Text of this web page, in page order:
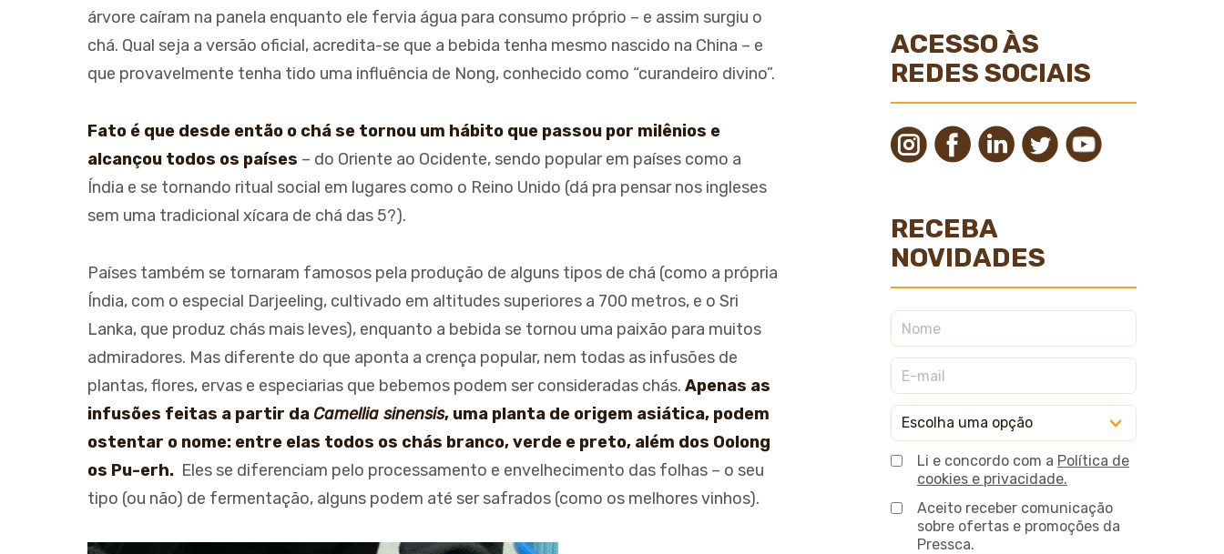
árvore caíram na panela enquanto ele fervia água para consumo próprio – e assim surgiu o
chá. Qual seja a versão oficial, acredita-se que a bebida tenha mesmo nascido na China – e
que provavelmente tenha tido uma influência de Nong, conhecido como “curandeiro divino”.
Fato é que desde então o chá se tornou um hábito que passou por milênios e
alcançou todos os países – do Oriente ao Ocidente, sendo popular em países como a
Índia e se tornando ritual social em lugares como o Reino Unido (dá pra pensar nos ingleses
sem uma tradicional xícara de chá das 5?).
Países também se tornaram famosos pela produção de alguns tipos de chá (como a própria
Índia, com o especial Darjeeling, cultivado em altitudes superiores a 700 metros, e o Sri
Lanka, que produz chás mais leves), enquanto a bebida se tornou uma paixão para muitos
admiradores. Mas diferente do que aponta a crença popular, nem todas as infusões de
plantas, flores, ervas e especiarias que bebemos podem ser consideradas chás. Apenas as
infusões feitas a partir daCamellia sinensis, uma planta de origem asiática, podem
ostentar o nome: entre elas todos os chás branco, verde e preto, além dos Oolong
os Pu-erh. Eles se diferenciam pelo processamento e envelhecimento das folhas – o seu
tipo (ou não) de fermentação, alguns podem até ser safrados (como os melhores vinhos).
ACESSO ÀS
REDES SOCIAIS
RECEBA
NOVIDADES
Li e concordo com a Política de
cookies e privacidade.
Aceito receber comunicação
sobre ofertas e promoções da
Pressca.